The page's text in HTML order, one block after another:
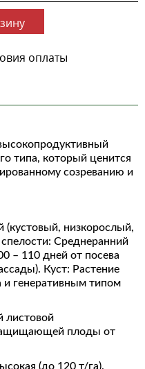
оплаты
типа, который ценится
созреванию и
(кустовый, низкорослый,
Среднеранний
– 110 дней от посева
Куст: Растение
и генеративным типом
листовой
плоды от
(до 120 т/га).